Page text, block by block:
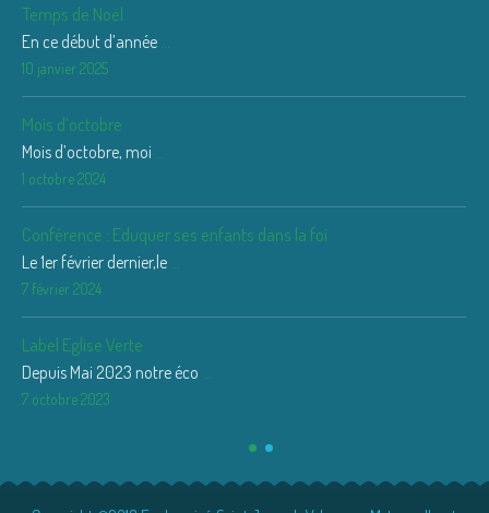
Temps de Noël
En ce début d’année
10 janvier 2025
Mois d’octobre
Mois d’octobre, moi
1 octobre 2024
Conférence : Eduquer ses enfants dans la foi
Le 1er février dernier,le
7 février 2024
Label Eglise Verte
Depuis Mai 2023 notre éco
7 octobre 2023